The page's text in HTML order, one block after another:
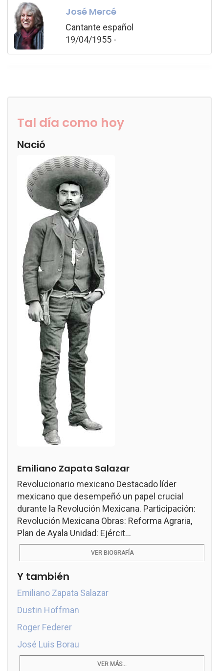
José Mercé
Cantante español
19/04/1955 -
Tal día como hoy
Nació
Emiliano Zapata Salazar
Revolucionario mexicano Destacado líder
mexicano que desempeñó un papel crucial
durante la Revolución Mexicana. Participación:
Revolución Mexicana Obras: Reforma Agraria,
Plan de Ayala Unidad: Ejércit...
VER BIOGRAFÍA
Y también
Emiliano Zapata Salazar
Dustin Hoffman
Roger Federer
José Luis Borau
VER MÁS...